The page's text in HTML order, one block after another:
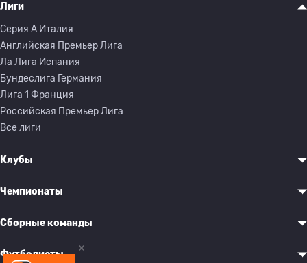
Лиги
Серия A Италия
Английская Премьер Лига
Ла Лига Испания
Бундеслига Германия
Лига 1 Франция
Российская Премьер Лига
Все лиги
Клубы
Чемпионаты
Сборные команды
Футболисты